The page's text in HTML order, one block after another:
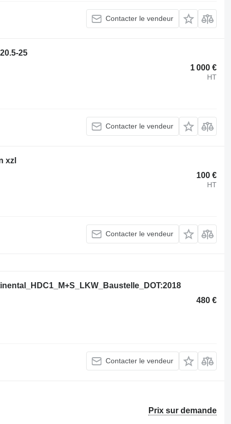
Contacter le vendeur
25
1 000 €
HT
Contacter le vendeur
xzl
100 €
HT
Contacter le vendeur
480 €
Contacter le vendeur
Prix sur demande